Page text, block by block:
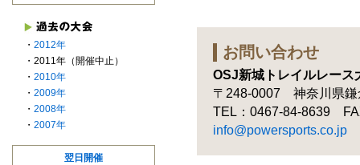
・ 2012年
・2011年（開催中止）
・ 2010年
・ 2009年
・ 2008年
・ 2007年
翌日開催
お問い合わせ
OSJ新城トレイルレース
〒248-0007 神奈川県鎌
TEL：0467-84-8639
info@powersports.co.jp